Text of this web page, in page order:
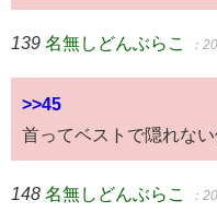
139 名無しどんぶらこ ：
>>45
首ってベストで隠れな
148 名無しどんぶらこ ：